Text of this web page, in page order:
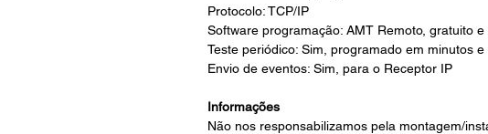
Protocolo: TCP/IP
Software programação: AMT Remoto, gratuito
Teste periódico: Sim, programado em minutos
Envio de eventos: Sim, para o Receptor IP
Informações
Não nos responsabilizamos pela montagem/